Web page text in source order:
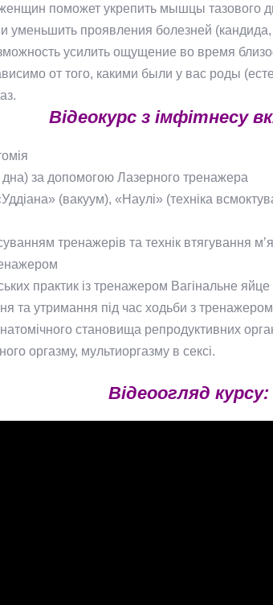
поможет укрепить мышцы тазового
уменьшить проявления болезней
усилить ощущение во время
от того, какими были у вас роды
Відеокурс з імфітнесу
дна) за допомогою Лазерного тренажера
(вакуум), «Наулі» (техніка
тренажерів та технік втягування
практик із тренажером Вагінальне яйце
та утримання під час ходьби з
становища репродуктивних
оргазму, мультиоргазму в сексі.
Відеоогляд курсу: